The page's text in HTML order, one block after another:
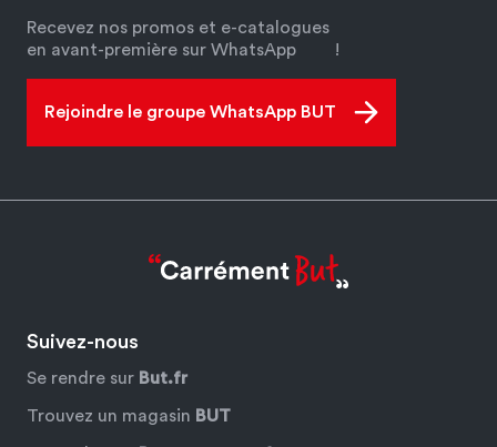
Recevez nos promos et e-catalogues
en avant-première sur WhatsApp
!
Rejoindre le groupe WhatsApp BUT
Suivez-nous
Se rendre sur But.fr
Trouvez un magasin BUT